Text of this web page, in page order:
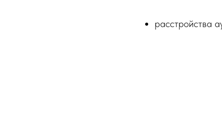
расстройства